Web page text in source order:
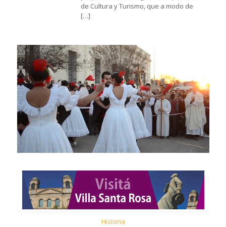
de Cultura y Turismo, que a modo de
[…]
Historia